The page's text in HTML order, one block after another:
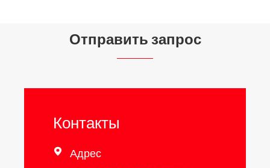
Отправить запрос
Контакты
 Адрес